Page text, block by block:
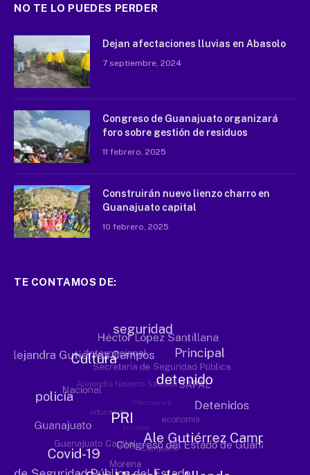
NO TE LO PUEDES PERDER
Dejan afectaciones lluvias en Abasolo
7 septiembre, 2024
Congreso de Guanajuato organizará
foro sobre gestión de residuos
11 febrero, 2025
Construirán nuevo lienzo charro en
Guanajuato capital
10 febrero, 2025
TE CONTAMOS DE: